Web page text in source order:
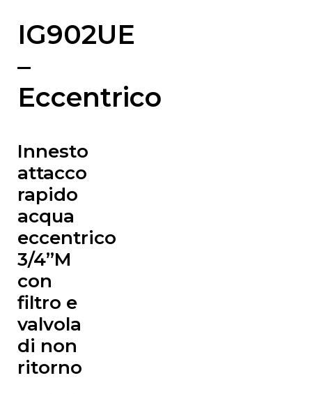
IG902UE
–
Eccentrico
Innesto
attacco
rapido
acqua
eccentrico
3/4”M
con
filtro e
valvola
di non
ritorno